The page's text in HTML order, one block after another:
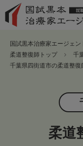
国試黒本治療家エージェン
柔道整復師トップ
千
千葉県四街道市の柔道整復
柔道